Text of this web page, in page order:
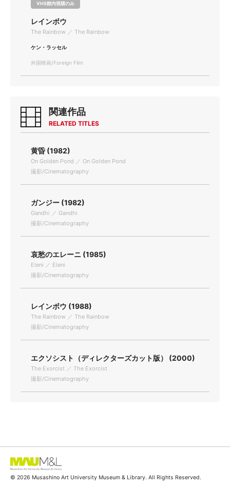
VHS館内視聴のみ
レインボウ
The Rainbow ／ The Rainbow
ケン・ラッセル
外国映画/Foreign Film
関連作品
RELATED TITLES
黄昏 (1982)
On Golden Pond ／ On Golden Pond
撮影/Cinematography
ガンジー (1982)
Gandhi ／ Gandhi
撮影/Cinematography
哀愁のエレーニ (1985)
Eleni ／ Eleni
撮影/Cinematography
レインボウ (1988)
The Rainbow ／ The Rainbow
撮影/Cinematography
エクソシスト（ディレクターズカット版） (2000)
The Exorcist ／ The Exorcist
撮影/Cinematography
© 2026 Musashino Art University Museum & Library. All Rights Reserved.